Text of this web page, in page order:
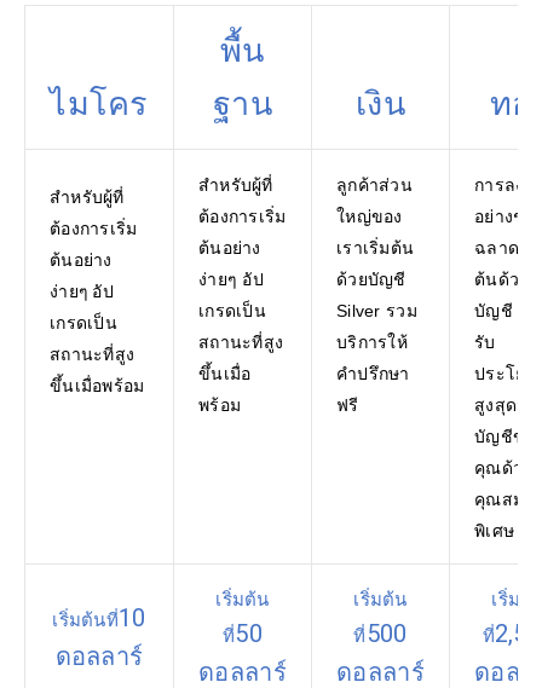
ไมโคร
พื้น
ฐาน
เงิน ทอ
สำหรับผู้ที่
ต้องการเริ่ม
ต้นอย่าง
ง่ายๆ อัป
เกรดเป็น
สถานะที่สูง
ขึ้นเมื่อพร้อม
สำหรับผู้ที่
ต้องการเริ่ม
ต้นอย่าง
ง่ายๆ อัป
เกรดเป็น
สถานะที่สูง
ขึ้นเมื่อ
พร้อม
ลูกค้าส่วน
ใหญ่ของ
เราเริ่มต้น
ด้วยบัญชี
Silver รวม
บริการให้
คำปรึกษา
ฟรี
การลงทุ
อย่างช
ฉลาดเริ่
ต้นด้วย
บัญชี
รับ
ประโย
สูงสุดจา
บัญชีขอ
คุณด้วย
คุณสมบั
พิเศษ
เริ่มต้นที่10
ดอลลาร์
เริ่มต้น
ที่50
ดอลลาร์
เริ่มต้น
ที่ 500
ดอลลาร์
เริ่มต้
ที่
ดอลล